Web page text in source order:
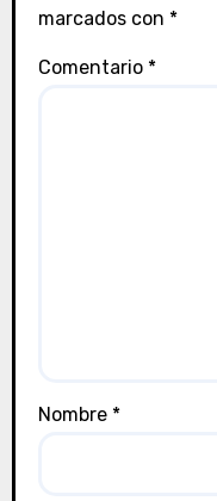
marcados con *
Comentario *
Nombre *